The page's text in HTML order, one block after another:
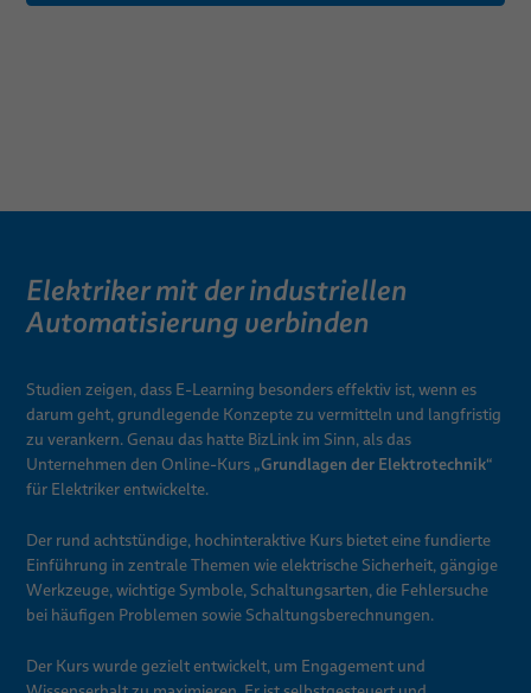
Elektriker mit der industriellen
Automatisierung verbinden
Studien zeigen, dass E-Learning besonders effektiv ist, wenn es
darum geht, grundlegende Konzepte zu vermitteln und langfristig
zu verankern. Genau das hatte BizLink im Sinn, als das
Unternehmen den Online-Kurs „Grundlagen der Elektrotechnik“
für Elektriker entwickelte.
Der rund achtstündige, hochinteraktive Kurs bietet eine fundierte
Einführung in zentrale Themen wie elektrische Sicherheit, gängige
Werkzeuge, wichtige Symbole, Schaltungsarten, die Fehlersuche
bei häufigen Problemen sowie Schaltungsberechnungen.
Der Kurs wurde gezielt entwickelt, um Engagement und